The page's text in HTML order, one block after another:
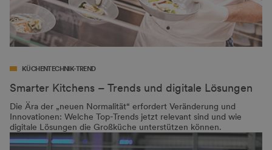
KÜCHENTECHNIK-TREND
Smarter Kitchens – Trends und digitale Lösungen
Die Ära der „neuen Normalität“ erfordert Veränderung und
Innovationen: Welche Top-Trends jetzt relevant sind und wie
digitale Lösungen die Großküche unterstützen können.